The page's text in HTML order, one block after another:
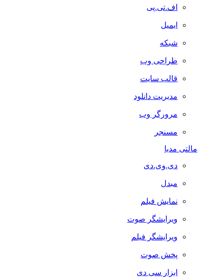
اف.تی.پی
ایمیل
شبکه
طراحی وب
قالب سایت
مدیریت دانلود
مرورگر وب
مسنجر
مالتی مدیا
دی.وی.دی
مبدل
نمایش فیلم
ویرایشگر صوت
ویرایشگر فیلم
پخش صوت
ابزار سی دی